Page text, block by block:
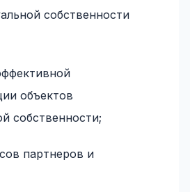
собственности
объектов
собственности;
партнеров и